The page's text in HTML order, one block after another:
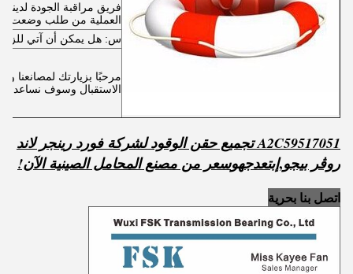
فريق مراقبة الجودة
العملية من طلب وضعت
س: هل يمكن أن آتي
مرحبًا بزيارتك لمصانعنا
الاستقبال وسوف
A2C59517051 تجميع حقن الوقود لشركة فورد رينجر لاند
روڤر بيجو,إبتعدجهوسعر من مصنع المحامل الصينية الآن!
اتصل بنا بحرية